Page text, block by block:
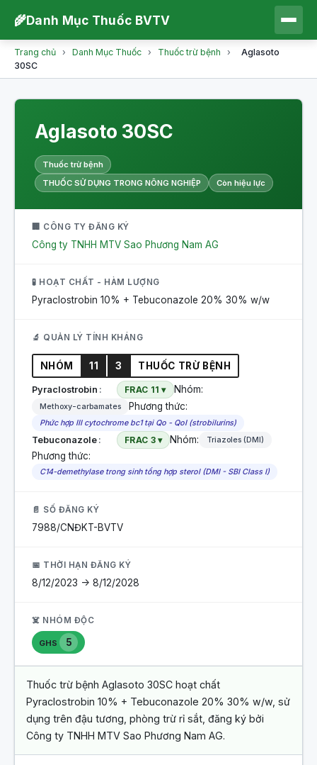
🌾Danh Mục Thuốc BVTV
Trang chủ › Danh Mục Thuốc › Thuốc trừ bệnh ›
Aglasoto
30SC
Aglasoto 30SC
Thuốc trừ bệnh
THUỐC SỬ DỤNG TRONG NÔNG NGHIỆP
Còn hiệu lực
🏢 CÔNG TY ĐĂNG KÝ
Công ty TNHH MTV Sao Phương Nam AG
🧪 HOẠT CHẤT - HÀM LƯỢNG
Pyraclostrobin 10% + Tebuconazole 20% 30% w/w
🔬 QUẢN LÝ TÍNH KHÁNG
NHÓM 11 3 THUỐC TRỪ BỆNH
Pyraclostrobin FRAC 11 ▾ Nhóm:
Methoxy-carbamates Phương thức:
Phức hợp III cytochrome bc1 tại Qo - QoI (strobilurins)
Tebuconazole FRAC 3 ▾ Nhóm: Triazoles (DMI)
Phương thức:
C14-demethylase trong sinh tổng hợp sterol (DMI - SBI Class I)
📄 SỐ ĐĂNG KÝ
7988/CNĐKT-BVTV
📅 THỜI HẠN ĐĂNG KÝ
8/12/2023 -> 8/12/2028
☠️ NHÓM ĐỘC
GHS 5
Thuốc trừ bệnh Aglasoto 30SC hoạt chất
Pyraclostrobin 10% + Tebuconazole 20% 30% w/w, sử
dụng trên đậu tương, phòng trừ rỉ sắt, đăng ký bởi
Công ty TNHH MTV Sao Phương Nam AG.